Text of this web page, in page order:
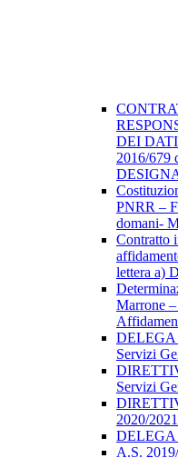
DEI DATI
2016/679
PNRR –
domani-
Contratto
lettera a)
Marrone
DELEGA
Servizi
Servizi
2020/2021
DELEGA
A.S.